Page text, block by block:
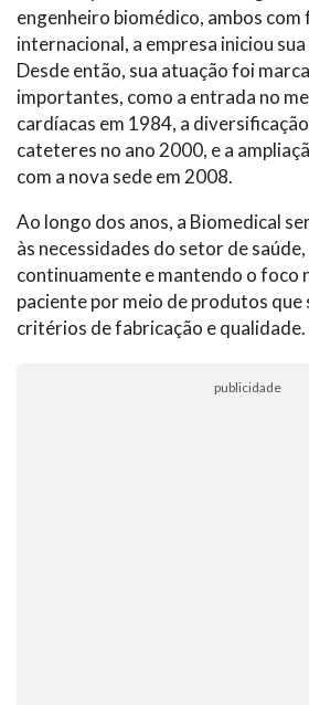
engenheiro biomédico, ambos
internacional, a empresa iniciou
Desde então, sua atuação foi
importantes, como a entrada no
cardíacas em 1984, a
cateteres no ano 2000, e a
com a nova sede em 2008.
Ao longo dos anos, a Biomedical
às necessidades do setor de
continuamente e mantendo o foco
paciente por meio de produtos
critérios de fabricação e qualidade.
publicidade